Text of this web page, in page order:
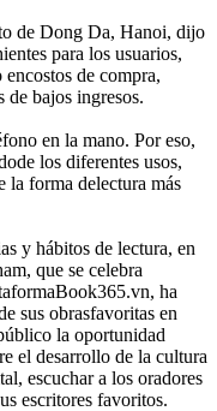
de Dong Da, Hanoi, dijo
para los usuarios,
de compra,
de bajos ingresos.
en la mano. Por eso,
los diferentes usos,
la forma delectura más
y hábitos de lectura, en
que se celebra
ha
sus obrasfavoritas en
la oportunidad
el desarrollo de la cultura
escuchar a los oradores
escritores favoritos.